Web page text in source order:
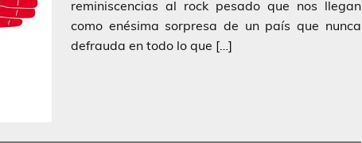
reminiscencias al rock pesado que nos llegan
como enésima sorpresa de un país que nunca
defrauda en todo lo que […]